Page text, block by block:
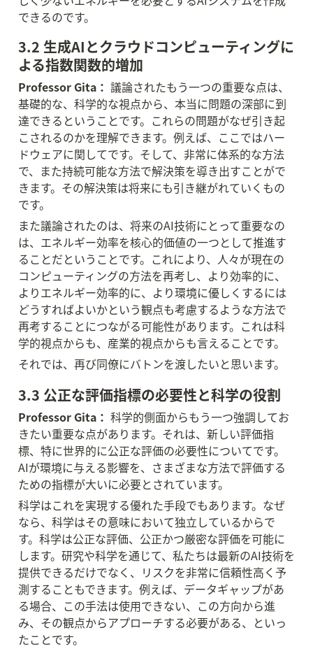
できるのです。
3.2 生成AIとクラウドコンピューティングに
よる指数関数的増加
Professor Gita： 議論されたもう一つの重要な点は、
基礎的な、科学的な視点から、本当に問題の深部に到
達できるということです。これらの問題がなぜ引き起
こされるのかを理解できます。例えば、ここではハー
ドウェアに関してです。そして、非常に体系的な方法
で、また持続可能な方法で解決策を導き出すことがで
きます。その解決策は将来にも引き継がれていくもの
です。
また議論されたのは、将来のAI技術にとって重要なの
は、エネルギー効率を核心的価値の一つとして推進す
ることだということです。これにより、人々が現在の
コンピューティングの方法を再考し、より効率的に、
よりエネルギー効率的に、より環境に優しくするには
どうすればよいかという観点も考慮するような方法で
再考することにつながる可能性があります。これは科
学的視点からも、産業的視点からも言えることです。
それでは、再び同僚にバトンを渡したいと思います。
3.3 公正な評価指標の必要性と科学の役割
Professor Gita： 科学的側面からもう一つ強調してお
きたい重要な点があります。それは、新しい評価指
標、特に世界的に公正な評価の必要性についてです。
AIが環境に与える影響を、さまざまな方法で評価する
ための指標が大いに必要とされています。
科学はこれを実現する優れた手段でもあります。なぜ
なら、科学はその意味において独立しているからで
す。科学は公正な評価、公正かつ厳密な評価を可能に
します。研究や科学を通じて、私たちは最新のAI技術を
提供できるだけでなく、リスクを非常に信頼性高く予
測することもできます。例えば、データギャップがあ
る場合、この手法は使用できない、この方向から進
み、その観点からアプローチする必要がある、といっ
たことです。